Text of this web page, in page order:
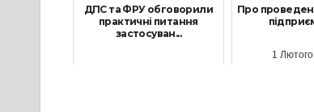
ДПС та ФРУ обговорили
практичні питання
застосуван...
Про
1